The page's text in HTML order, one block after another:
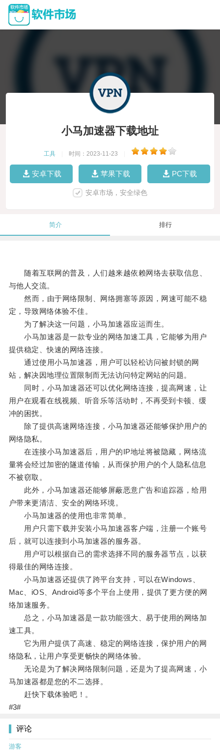
小马加速器下载地址
工具 时间：2023-11-23
安卓下载 苹果下载 PC下载
安卓市场，安全绿色
简介 排行
随着互联网的普及，人们越来越依赖网络去获取信息、
与他人交流。
然而，由于网络限制、网络拥塞等原因，网速可能不稳
定，导致网络体验不佳。
为了解决这一问题，小马加速器应运而生。
小马加速器是一款专业的网络加速工具，它能够为用户
提供稳定、快速的网络连接。
通过使用小马加速器，用户可以轻松访问被封锁的网
站，解决因地理位置限制而无法访问特定网站的问题。
同时，小马加速器还可以优化网络连接，提高网速，让
用户在观看在线视频、听音乐等活动时，不再受到卡顿、缓
冲的困扰。
除了提供高速网络连接，小马加速器还能够保护用户的
网络隐私。
在连接小马加速器后，用户的IP地址将被隐藏，网络流
量将会经过加密的隧道传输，从而保护用户的个人隐私信息
不被窃取。
此外，小马加速器还能够屏蔽恶意广告和追踪器，给用
户带来更清洁、安全的网络环境。
小马加速器的使用也非常简单。
用户只需下载并安装小马加速器客户端，注册一个账号
后，就可以连接到小马加速器的服务器。
用户可以根据自己的需求选择不同的服务器节点，以获
得最佳的网络连接。
小马加速器还提供了跨平台支持，可以在Windows、
Mac、iOS、Android等多个平台上使用，提供了更方便的网
络加速服务。
总之，小马加速器是一款功能强大、易于使用的网络加
速工具。
它为用户提供了高速、稳定的网络连接，保护用户的网
络隐私，让用户享受更畅快的网络体验。
无论是为了解决网络限制问题，还是为了提高网速，小
马加速器都是您的不二选择。
赶快下载体验吧！。
#3#
评论
游客